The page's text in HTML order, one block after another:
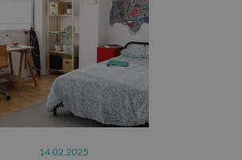
14.02.2025